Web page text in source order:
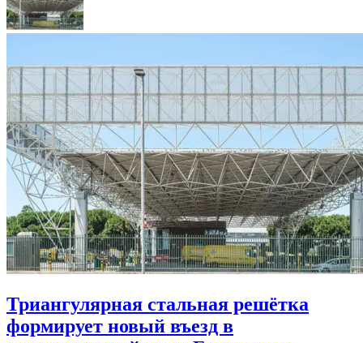
Триангулярная стальная решётка
формирует новый въезд в